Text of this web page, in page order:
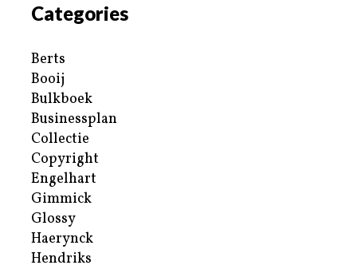
Categories
Berts
Booij
Bulkboek
Businessplan
Collectie
Copyright
Engelhart
Gimmick
Glossy
Haerynck
Hendriks